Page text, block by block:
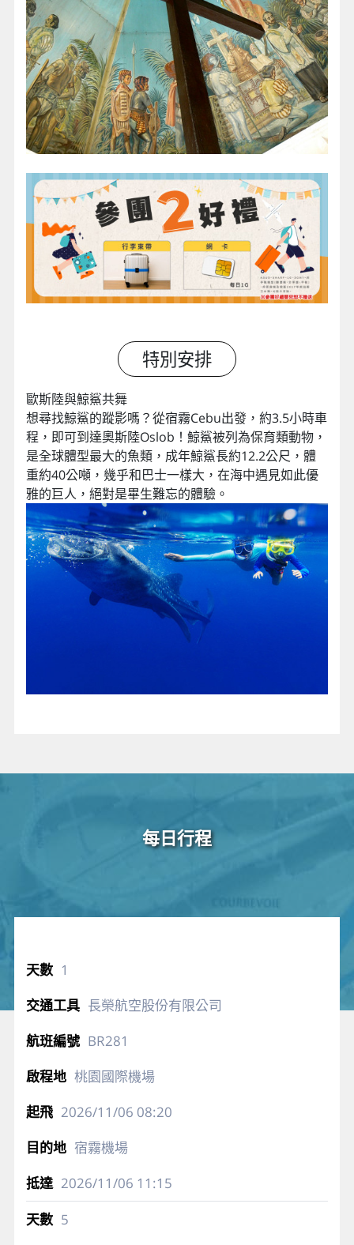
特別安排
歐斯陸與鯨鯊共舞
想尋找鯨鯊的蹤影嗎？從宿霧Cebu出發，約3.5小時車
程，即可到達奧斯陸Oslob！鯨鯊被列為保育類動物，
是全球體型最大的魚類，成年鯨鯊長約12.2公尺，體
重約40公噸，幾乎和巴士一樣大，在海中遇見如此優
雅的巨人，絕對是畢生難忘的體驗。
每日行程
1
長榮航空股份有限公司
BR281
桃園國際機場
2026/11/06 08:20
宿霧機場
2026/11/06 11:15
5